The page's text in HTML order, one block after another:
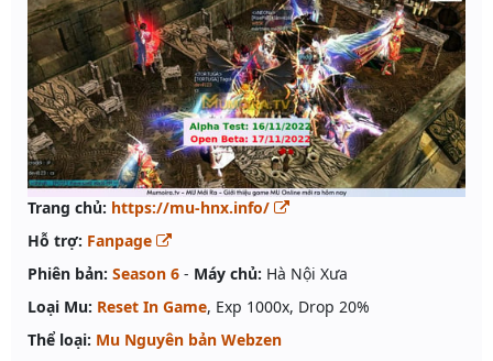
Trang chủ: https://mu-hnx.info/
Hỗ trợ: Fanpage
Phiên bản: Season 6 - Máy chủ: Hà Nội Xưa
Loại Mu: Reset In Game, Exp 1000x, Drop 20%
Thể loại: Mu Nguyên bản Webzen